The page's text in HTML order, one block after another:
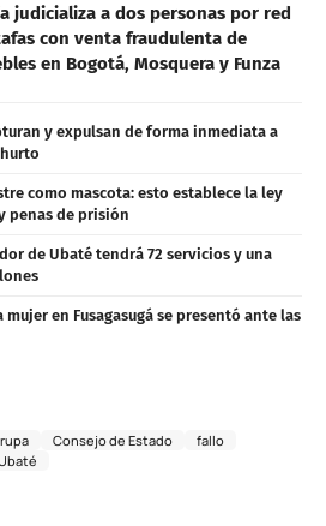
judicializa a dos personas por red
con venta fraudulenta de
en Bogotá, Mosquera y Funza
y expulsan de forma inmediata a
como mascota: esto establece la ley
penas de prisión
de Ubaté tendrá 72 servicios y una
en Fusagasugá se presentó ante las
Consejo de Estado
fallo